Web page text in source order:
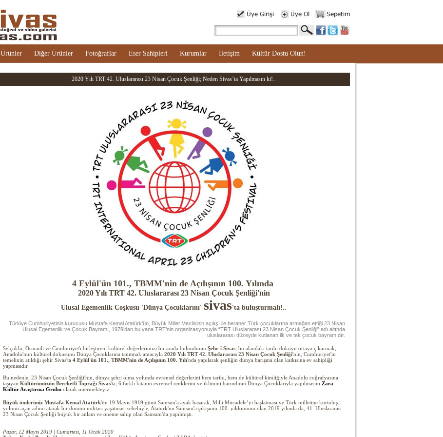
Ürünler Diğer Ürünler Fotoğraflar Eser Sahipleri Kurumlar İletişim Kültür Dostu Olun!
2020 Yılı TRT 42. Uluslararası 23 Nisan Çocuk Şenliği; Neden Sivas’ta Yapılmasın ki!..
4 Eylül'ün 101., TBMM'nin de Açılışının 100. Yılında
2020 Yılı TRT 42. Uluslararası 23 Nisan Çocuk Şenliği'nin
Ulusal Egemenlik Coşkusu 'Dünya Çocuklarını' sivas'ta buluşturmalı!..
Türkiye Cumhuriyetinin kurucusu Mustafa Kemal Atatürk’ün, Büyük Millet Meclisinin açılışı ile beraber Türk çocuklarına armağan ettiği 23 Nisan
Ulusal Egemenlik ve Çocuk Bayramı, 1979’dan bu yana TRT’nin organizasyonuyla “TRT Uluslararası 23 Nisan Çocuk Şenliği” adı altında
uluslararası düzeyde kutlanan ilk ve tek çocuk bayramıdır.
Selçuklu, Osmanlı ve Cumhuriyet'i birleştiren, kültürel değerlerimizi bir arada bulunduran Şehr-î Sivas, bu alandaki tarihi dokuyu ortaya çıkarmak,
Anadolu'nun kültürel dokusunu Dünya Çocuklarına tanıtmak amacıyla 2020 Yılı TRT 42. Uluslararası 23 Nisan Çocuk Şenliği'nin, Cumhuriyet'in
temelinin atıldığı şehir Sivas'ta 4 Eylül'ün 101., TBMM'nin de Açılışının 100. Yılı'nda yapılarak şenliğin dünya barışına olan katkısına ev sahipliği
yapmasıdır.
Bu nedenle; 23 Nisan Çocuk Şenliği'nin, dünya şehri olma yolunda evrensel değerlerini hem tarihi, hem de kültürel kimliğiyle Anadolu coğrafyasına
taşıyan Kültürümüzün Bereketli Toprağı Sivas'ta; 6 farklı kıtanın evrensel renklerini ve iklimini barındıran Dünya Çocuklarıyla yapılmasını Zara
Kültür Araştırma Grubuolarak önermekteyiz.
Büyük önderimiz Mustafa Kemal Atatürk'ün 19 Mayıs 1919 günü Samsun'a ayak basarak, Milli Mücadele’yi başlatması ve Türk milletine kurtuluş
yolunu açan adımı atarak bir dönüm noktası yaşatması sebebiyle; Atatürk'ün Samsun'a çıkışının 100. yıldönümü olan 2019 yılında da, 41. Uluslararası
23 Nisan Çocuk Şenliği büyük bir anlam ve öneme sahip olan Samsun'da yapılmıştı.
Pazar, 12 Mayıs 2019 | Cumartesi, 11 Ocak 2020